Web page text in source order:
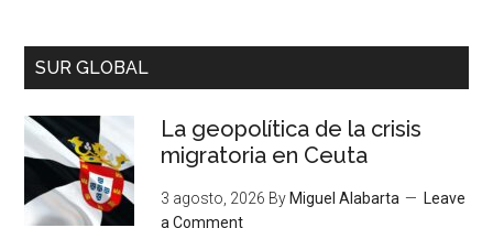
SUR GLOBAL
La geopolítica de la crisis
migratoria en Ceuta
3 agosto, 2026 By Miguel Alabarta
Leave
a Comment